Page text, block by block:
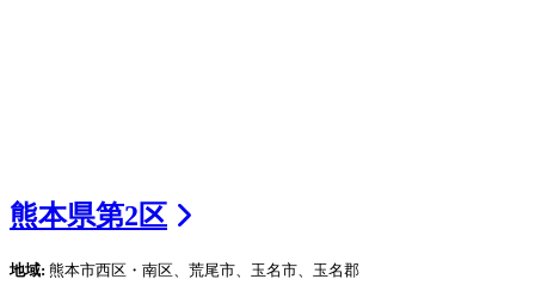
熊本県第2区
地域: 熊本市西区・南区、荒尾市、玉名市、玉名郡